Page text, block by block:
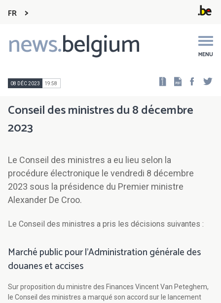
FR
news.belgium MENU
Main
navigation
08 DÉC 2023 19:58
Conseil des ministres du 8 décembre
2023
Le Conseil des ministres a eu lieu selon la
procédure électronique le vendredi 8 décembre
2023 sous la présidence du Premier ministre
Alexander De Croo.
Le Conseil des ministres a pris les décisions suivantes :
Marché public pour l’Administration générale des
douanes et accises
Sur proposition du ministre des Finances Vincent Van Peteghem,
le Conseil des ministres a marqué son accord sur le lancement